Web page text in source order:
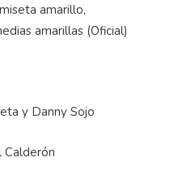
amarillo,
amarillas (Oficial)
y Danny Sojo
Calderón